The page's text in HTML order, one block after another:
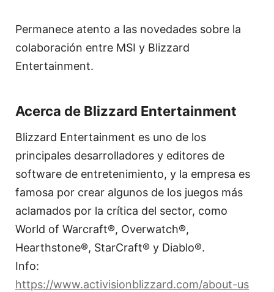
Permanece atento a las novedades sobre la
colaboración entre MSI y Blizzard
Entertainment.
Acerca de Blizzard Entertainment
Blizzard Entertainment es uno de los
principales desarrolladores y editores de
software de entretenimiento, y la empresa es
famosa por crear algunos de los juegos más
aclamados por la crítica del sector, como
World of Warcraft®, Overwatch®,
Hearthstone®, StarCraft® y Diablo®.
Info:
https://www.activisionblizzard.com/about-us